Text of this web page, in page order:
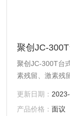
聚创JC-
聚创JC-300T台
素残留、激素残
地、农产品批发
各级工商、政府
更新日期：
产品价格：面议